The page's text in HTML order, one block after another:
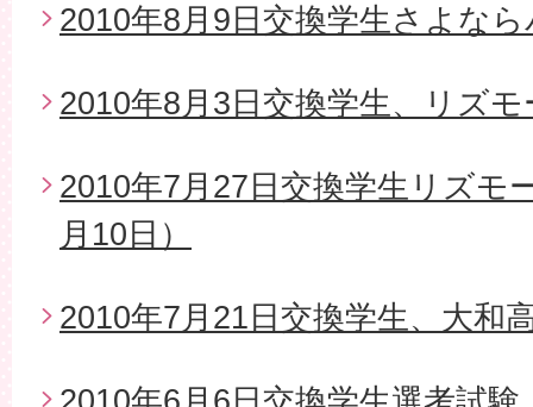
2010年8月9日交換学生さよな
2010年8月3日交換学生、リズ
2010年7月27日交換学生リズモ
月10日）
2010年7月21日交換学生、大和